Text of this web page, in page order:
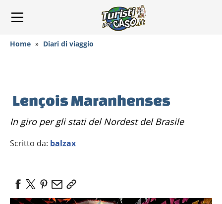
Home » Diari di viaggio
Lençois Maranhenses
In giro per gli stati del Nordest del Brasile
Scritto da: balzax